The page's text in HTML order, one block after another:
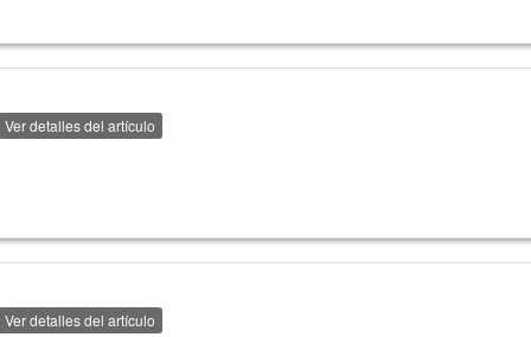
Ver detalles del artículo
Ver detalles del artículo